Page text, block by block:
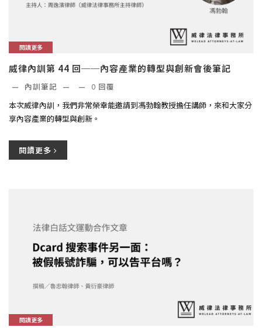
閱讀更多
威律內訓第 44 回──內容產業的轉型與創新會後筆記
— 內訓筆記 — — 0 回覆
本次威律內訓，我們非常榮幸能邀請到馮勃翰教授擔任講師，來和大家分
享內容產業的轉型與創新。
閱讀更多
閱讀更多